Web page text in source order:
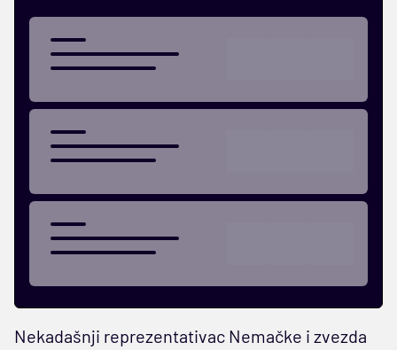
Nekadašnji reprezentativac Nemačke i zvezda